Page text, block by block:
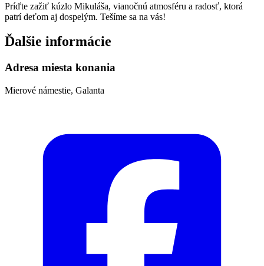
Príďte zažiť kúzlo Mikuláša, vianočnú atmosféru a radosť, ktorá
patrí deťom aj dospelým. Tešíme sa na vás!
Ďalšie informácie
Adresa miesta konania
Mierové námestie, Galanta